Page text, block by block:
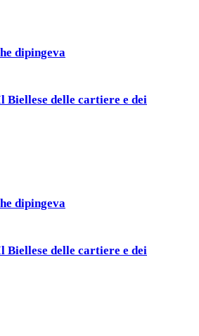
dipingeva
Biellese delle cartiere e dei
dipingeva
Biellese delle cartiere e dei